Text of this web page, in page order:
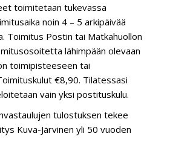
toimitetaan tukevassa
noin 4 – 5 arkipäivää
Toimitus Postin tai Matkahuollon
lähimpään olevaan
toimipisteeseen tai
€8,90. Tilatessasi
vain yksi postituskulu.
tulostuksen tekee
Kuva-Järvinen yli 50 vuoden